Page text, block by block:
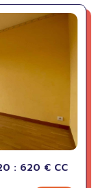
: 620 € CC